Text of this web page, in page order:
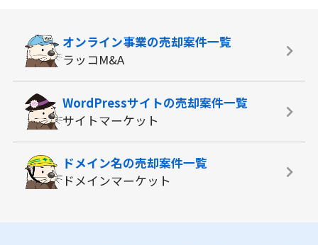
オンライン事業の売却案件一覧
ラッコM&A
WordPressサイトの売却案件一覧
サイトマーケット
ドメイン名の売却案件一覧
ドメインマーケット